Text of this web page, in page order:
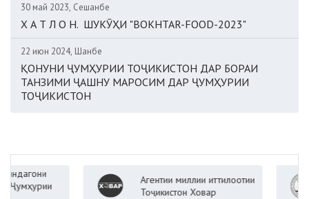
30 май 2023, Сешанбе
Х А Т Л О Н. ШУКӮҲИ "BOKHTAR-FOOD-2023"
22 июн 2024, Шанбе
ҚОНУНИ ҶУМҲУРИИ ТОҶИКИСТОН ДАР БОРАИ
ТАНЗИМИ ҶАШНУ МАРОСИМ ДАР ҶУМҲУРИИ
ТОҶИКИСТОН
Агентии миллии иттилоотии
Тоҷикистон Ховар